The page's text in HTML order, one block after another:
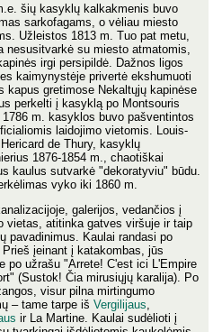
šių kasyklų kalkakmenis buvo
sarkofagams, o vėliau miesto
Užleistos 1813 m. Tuo pat metu,
nesusitvarkė su miesto atmatomis,
irgi persipildė. Dažnos ligos
kaimynystėje privertė ekshumuoti
kapus gretimose Nekaltųjų kapinėse
perkelti į kasyklą po Montsouris
1786 m. kasyklos buvo pašventintos
laidojimo vietomis. Louis-
de Thury, kasyklų
1876-1854 m., chaotiškai
kaulus sutvarkė "dekoratyviu" būdu.
vyko iki 1860 m.
galerijos, vedančios į
vietas, atitinka gatves viršuje ir taip
pavadinimus. Kaulai randasi po
įeinant į katakombas, jūs
po užrašu "Arrete! C'est ici L'Empire
(Sustok! Čia mirusiųjų karalija). Po
visur pilna mirtingumo
– tame tarpe iš Vergilijaus,
ir La Martine. Kaulai sudėlioti į